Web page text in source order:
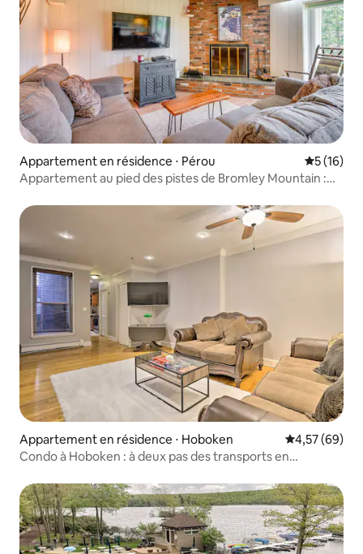
Appartement en résidence ⋅ Pérou
5 (16)
Appartement au pied des pistes de Bromley Mountain :
Appartement en résidence ⋅ Hoboken Évaluation
4,57 (69)
Condo à Hoboken : à deux pas des transports en